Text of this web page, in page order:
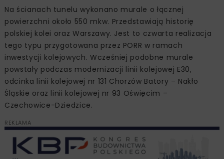
Na ścianach tunelu wykonano murale o łącznej
powierzchni około 550 mkw. Przedstawiają historię
polskiej kolei oraz Warszawy. Jest to czwarta realizacja
tego typu przygotowana przez PORR w ramach
inwestycji kolejowych. Wcześniej podobne murale
powstały podczas modernizacji linii kolejowej E30,
odcinka linii kolejowej nr 131 Chorzów Batory – Nakło
Śląskie oraz linii kolejowej nr 93 Oświęcim –
Czechowice-Dziedzice.
REKLAMA